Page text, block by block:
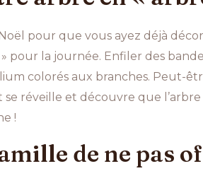
pour que vous ayez déjà
» pour la journée. Enfiler des
colorés aux branches. Peut-
se réveille et découvre que
!
de ne pas